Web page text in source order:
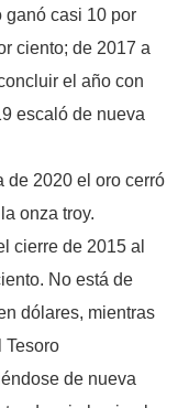
ganó casi 10 por
ciento; de 2017 a
el año con
escaló de nueva
de 2020 el oro cerró
onza troy.
cierre de 2015 al
No está de
dólares, mientras
Tesoro
de nueva